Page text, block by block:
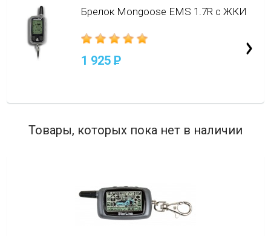
Брелок Mongoose EMS 1.7R с ЖКИ
1 925P
Товары, которых пока нет в наличии